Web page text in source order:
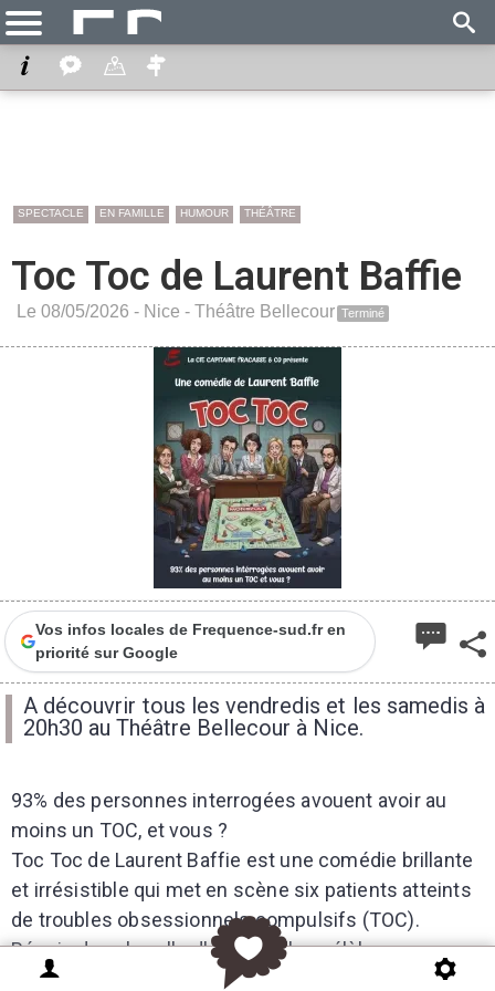
SPECTACLE EN FAMILLE HUMOUR THÉÂTRE
Toc Toc de Laurent Baffie
Le 08/05/2026 - Nice - Théâtre Bellecour Terminé
Vos infos locales de Frequence-sud.fr en
priorité sur Google
A découvrir tous les vendredis et les samedis à
20h30 au Théâtre Bellecour à Nice.
93% des personnes interrogées avouent avoir au
moins un TOC, et vous ?
Toc Toc de Laurent Baffie est une comédie brillante
et irrésistible qui met en scène six patients atteints
de troubles obsessionnels compulsifs (TOC).
Réunis dans la salle d'attente d'un célèbre
spécialiste qui se fait désirer, ils vont devoir